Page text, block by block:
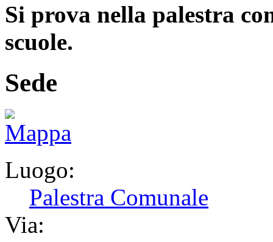
Si prova nella palestra
scuole.
Sede
Luogo:
Palestra Comunale
Via: